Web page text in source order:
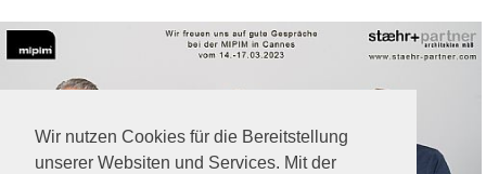
Wir nutzen Cookies für die Bereitstellung
unserer Websiten und Services. Mit der